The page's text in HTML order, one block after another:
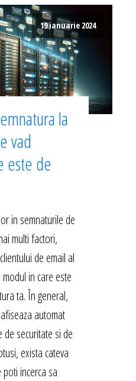
19 ianuarie 2024
la
vad
este de
in semnaturile de
multi factori,
de email al
in care este
ta. În general,
automat
de securitate si de
exista cateva
incerca sa